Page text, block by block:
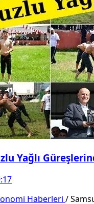
Yağlı
Haberleri /